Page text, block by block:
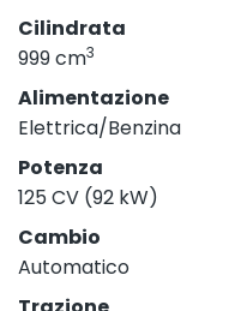
Cilindrata
999 cm3
Alimentazione
Elettrica/Benzina
Potenza
125 CV (92 kW)
Cambio
Automatico